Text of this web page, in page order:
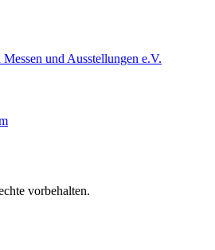
und Ausstellungen e.V.
vorbehalten.